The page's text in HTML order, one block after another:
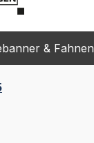
& Fahnen